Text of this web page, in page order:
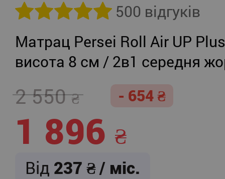
500 відгуків
Матрац Persei Roll Air UP
висота 8 см / 2в1 середня
2 550 - 654
1 896
Від 237 / міс.